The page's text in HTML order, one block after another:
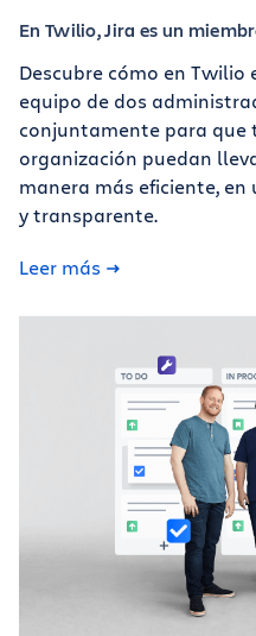
En Twilio, Jira es un
Descubre cómo en Twilio
equipo de dos
conjuntamente para que
organización puedan
manera más eficiente,
y transparente.
Leer más